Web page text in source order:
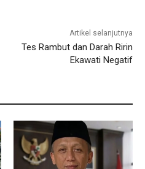
Artikel selanjutnya
Tes Rambut dan Darah Ririn
Ekawati Negatif